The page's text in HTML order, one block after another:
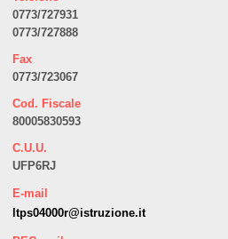
0773/727931
0773/727888
Fax
0773/723067
Cod. Fiscale
80005830593
C.U.U.
UFP6RJ
E-mail
ltps04000r@istruzione.it